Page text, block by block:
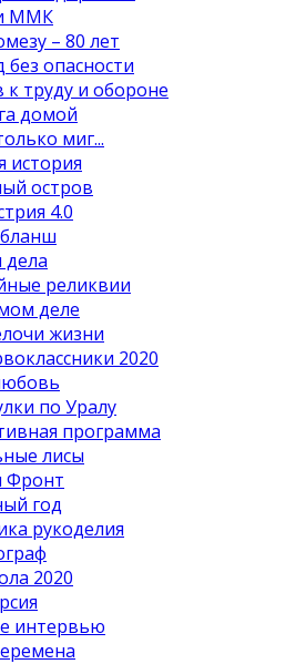
ММК
– 80 лет
без опасности
к труду и обороне
домой
миг...
история
остров
4.0
реликвии
деле
жизни
2020
по Уралу
программа
лисы
Фронт
год
рукоделия
2020
интервью